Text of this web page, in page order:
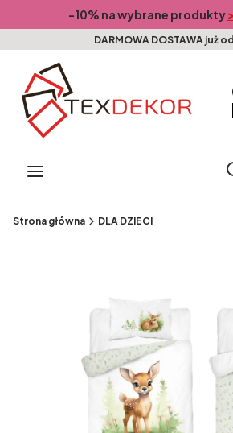
-10% na wybrane produkty
DARMOWA DOSTAWA już
Menu
Strona główna DLA DZIECI